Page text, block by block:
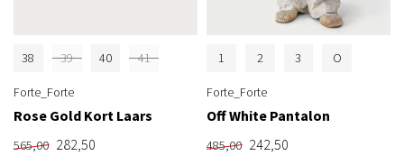
38 39 40 41
Forte_Forte
Rose Gold Kort Laars
565,00 282,50
1 2 3 O
Forte_Forte
Off White Pantalon
485,00 242,50